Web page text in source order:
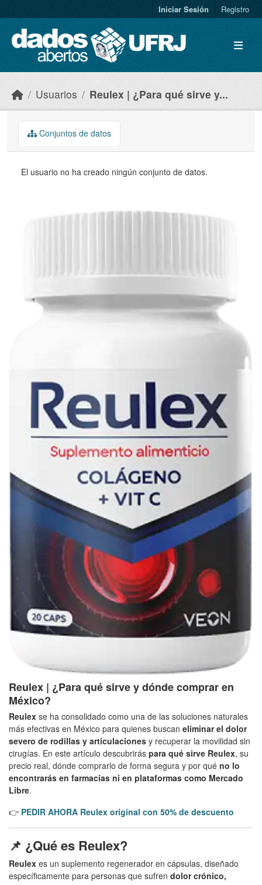
Iniciar Sesión Registro
Usuarios Reulex | ¿Para qué sirve y...
Reulex | ¿Para qué sirve y dónde comprar en
México?
Reulex se ha consolidado como una de las soluciones naturales
más efectivas en México para quienes buscan eliminar el dolor
severo de rodillas y articulaciones y recuperar la movilidad sin
cirugías. En este artículo descubrirás para qué sirve Reulex, su
precio real, dónde comprarlo de forma segura y por qué no lo
encontrarás en farmacias ni en plataformas como Mercado
Libre.
👉 PEDIR AHORA Reulex original con 50% de descuento
📌 ¿Qué es Reulex?
Reulex es un suplemento regenerador en cápsulas, diseñado
específicamente para personas que sufren dolor crónico,
Conjuntos de datos
El usuario no ha creado ningún conjunto de datos.